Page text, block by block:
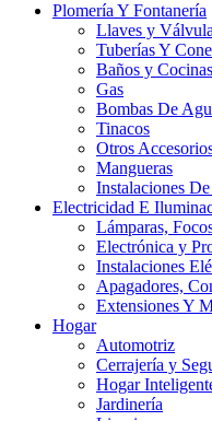
Plomería Y Fontanería
Llaves y
Tuberías Y
Baños y Cocinas
Gas
Bombas De
Tinacos
Otros
Mangueras
Instalaciones
Electricidad E
Lámparas,
Electrónica y
Instalaciones
Apagadores,
Extensiones Y
Hogar
Automotriz
Cerrajería y
Hogar
Jardinería